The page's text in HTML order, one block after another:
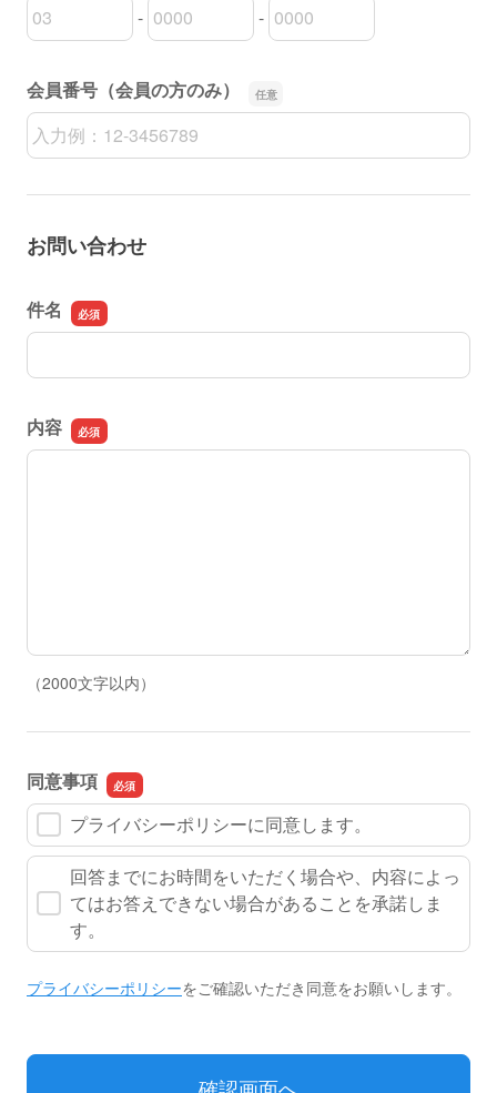
FAXの市外局番
-
FAXの市内局番 -
FAXの加入者番号
会員番号（会員の方のみ）
会員番号（会員の方のみ）
お問い合わせ
件名
件名
内容
内容
（2000文字以内）
同意事項
プライバシーポリシーに同意します。
回答までにお時間をいただく場合や、内容によっ
てはお答えできない場合があることを承諾しま
す。
プライバシーポリシーをご確認いただき同意をお願いします。